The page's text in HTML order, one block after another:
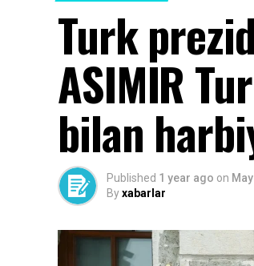
Turk
ASIMIR
bilan
Published 1 year ago on
Byxabarlar